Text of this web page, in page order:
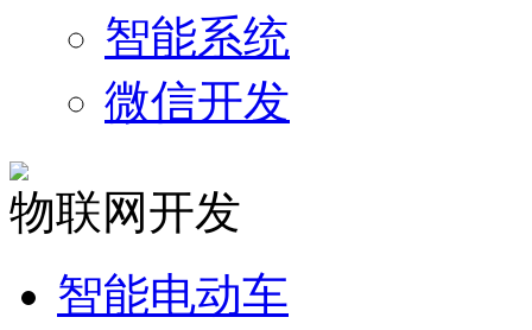
智能系统
微信开发
物联网开发
智能电动车